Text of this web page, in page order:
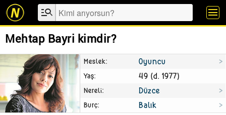
manage_search menu
Mehtap Bayri kimdir?
Meslek Oyuncu
Yaş 49 (d. 1977)
Nereli Düzce
Burç Balık